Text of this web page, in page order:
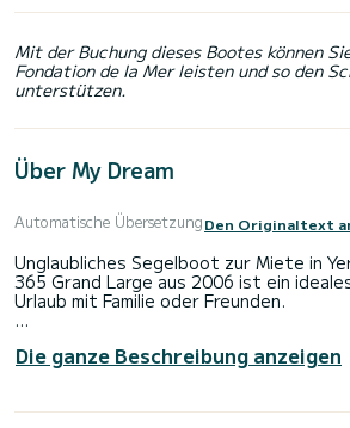
Mit der Buchung dieses Bootes können
Fondation de la Mer leisten und so den
unterstützen.
Über My Dream
Automatische ÜbersetzungDen Originaltext
Unglaubliches Segelboot zur Miete in
365 Grand Large aus 2006 ist ein
Urlaub mit Familie oder Freunden.
einer Kapazität oder 8 Personen. Mit
11 Metern wird es Ihr bester
von Yerseke
Die ganze Beschreibung anzeigen